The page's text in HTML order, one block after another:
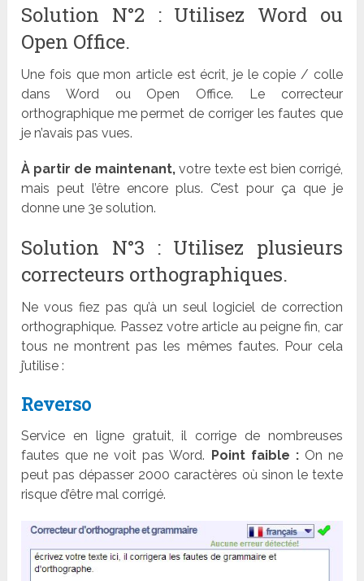
Solution N°2 : Utilisez Word ou
Open Office.
Une fois que mon article est écrit, je le copie / colle
dans Word ou Open Office. Le correcteur
orthographique me permet de corriger les fautes que
je n’avais pas vues.
À partir de maintenant, votre texte est bien corrigé,
mais peut l’être encore plus. C’est pour ça que je
donne une 3e solution.
Solution N°3 : Utilisez plusieurs
correcteurs orthographiques.
Ne vous fiez pas qu’à un seul logiciel de correction
orthographique. Passez votre article au peigne fin, car
tous ne montrent pas les mêmes fautes. Pour cela
j’utilise :
Reverso
Service en ligne gratuit, il corrige de nombreuses
fautes que ne voit pas Word. Point faible :On ne
peut pas dépasser 2000 caractères où sinon le texte
risque d’être mal corrigé.